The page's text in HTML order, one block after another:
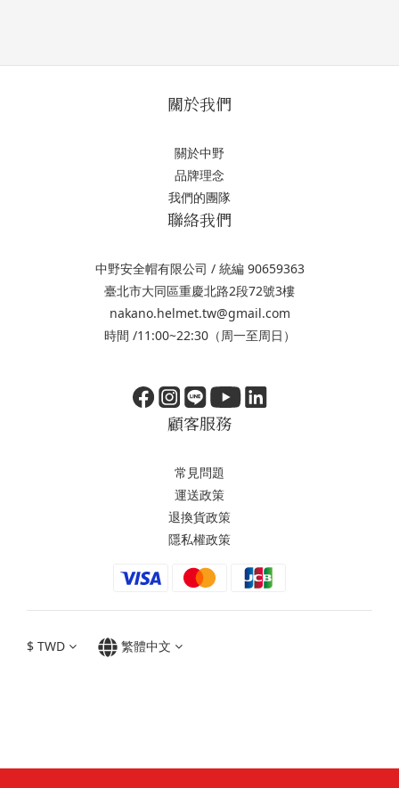
關於我們
關於中野
品牌理念
我們的團隊
聯絡我們
中野安全帽有限公司 / 統編 90659363
臺北市大同區重慶北路2段72號3樓
nakano.helmet.tw@gmail.com
時間 /11:00~22:30（周一至周日）
顧客服務
常見問題
運送政策
退換貨政策
隱私權政策
$ TWD 繁體中文